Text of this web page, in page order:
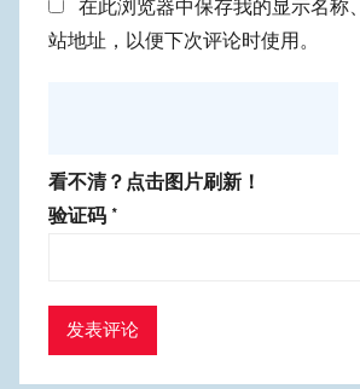
在此浏览器中保存我的显示名称
站地址，以便下次评论时使用。
看不清？点击图片刷新！
验证码 *